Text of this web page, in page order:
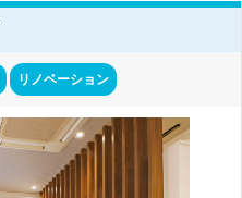
リノベーション